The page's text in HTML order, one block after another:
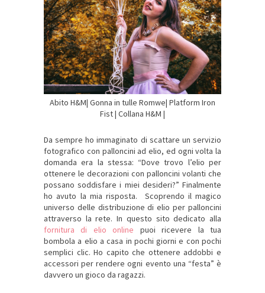
Abito H&M| Gonna in tulle Romwe| Platform Iron
Fist | Collana H&M |
Da sempre ho immaginato di scattare un servizio
fotografico con palloncini ad elio, ed ogni volta la
domanda era la stessa: “Dove trovo l’elio per
ottenere le decorazioni con palloncini volanti che
possano soddisfare i miei desideri?” Finalmente
ho avuto la mia risposta. Scoprendo il magico
universo delle distribuzione di elio per palloncini
attraverso la rete. In questo sito dedicato alla
fornitura di elio online puoi ricevere la tua
bombola a elio a casa in pochi giorni e con pochi
semplici clic. Ho capito che ottenere addobbi e
accessori per rendere ogni evento una “festa” è
davvero un gioco da ragazzi.